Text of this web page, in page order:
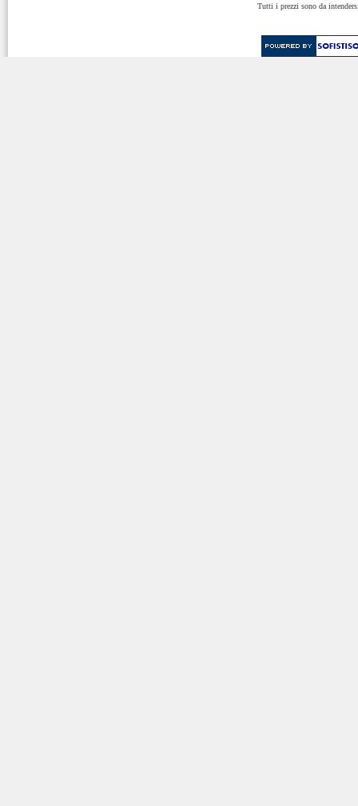
Tutti i prezzi sono da